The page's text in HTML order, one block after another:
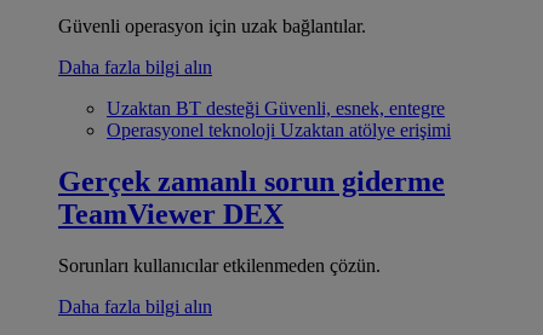
Güvenli operasyon için uzak bağlantılar.
Daha fazla bilgi alın
Uzaktan BT desteği Güvenli, esnek, entegre
Operasyonel teknoloji Uzaktan atölye erişimi
Gerçek zamanlı sorun giderme
TeamViewer DEX
Sorunları kullanıcılar etkilenmeden çözün.
Daha fazla bilgi alın